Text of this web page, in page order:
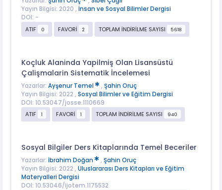
Yayın Bilgisi: 2020 , İnsan ve Sosyal Bilimler Dergisi
DOI: -
ATIF
0 FAVORİ 2 TOPLAM İNDİRİLME SAYISI 5618
Koçluk Alaninda Yapilmiş Olan Lisansüstü
Çalişmalarin Sistematik İncelemesi
Yazarlar: Ayşenur Temel , Şahin Oruç
Yayın Bilgisi: 2022 , Sosyal Bilimler ve Eğitim Dergisi
DOI: 10.53047/josse.1110669
ATIF
1 FAVORİ 1 TOPLAM İNDİRİLME SAYISI 940
Sosyal Bilgiler Ders Kitaplarında Temel Beceriler
Yazarlar: İbrahim Doğan , Şahin Oruç
Yayın Bilgisi: 2022 , Uluslararası Ders Kitapları ve Eğitim
Materyalleri Dergisi
DOI: 10.53046/ijotem.1175532